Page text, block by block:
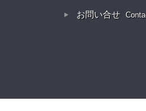
お問い合せ